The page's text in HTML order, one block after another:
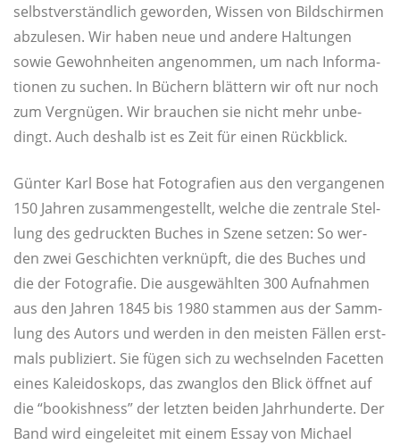
selbst­ver­ständ­lich gewor­den, Wis­sen von Bild­schir­men
abzu­le­sen. Wir haben neue und ande­re Hal­tun­gen
sowie Gewohn­hei­ten ange­nom­men, um nach Infor­ma­
tio­nen zu suchen. In Büchern blät­tern wir oft nur noch
zum Ver­gnü­gen. Wir brau­chen sie nicht mehr unbe­
dingt. Auch des­halb ist es Zeit für einen Rückblick.
Gün­ter Karl Bose hat Foto­gra­fien aus den ver­gan­ge­nen
150 Jah­ren zusam­men­ge­stellt, wel­che die zen­tra­le Stel­
lung des gedruck­ten Buches in Sze­ne set­zen: So wer­
den zwei Geschich­ten ver­knüpft, die des Buches und
die der Foto­gra­fie. Die aus­ge­wähl­ten 300 Auf­nah­men
aus den Jah­ren 1845 bis 1980 stam­men aus der Samm­
lung des Autors und wer­den in den meis­ten Fäl­len erst­
mals publi­ziert. Sie fügen sich zu wech­seln­den Facet­ten
eines Kalei­do­skops, das zwang­los den Blick öff­net auf
die “boo­kish­ness” der letz­ten bei­den Jahr­hun­der­te. Der
Band wird ein­ge­lei­tet mit einem Essay von Micha­el